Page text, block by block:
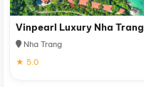
Vinpearl Luxury Nha Trang
Nha Trang
★ 5.0